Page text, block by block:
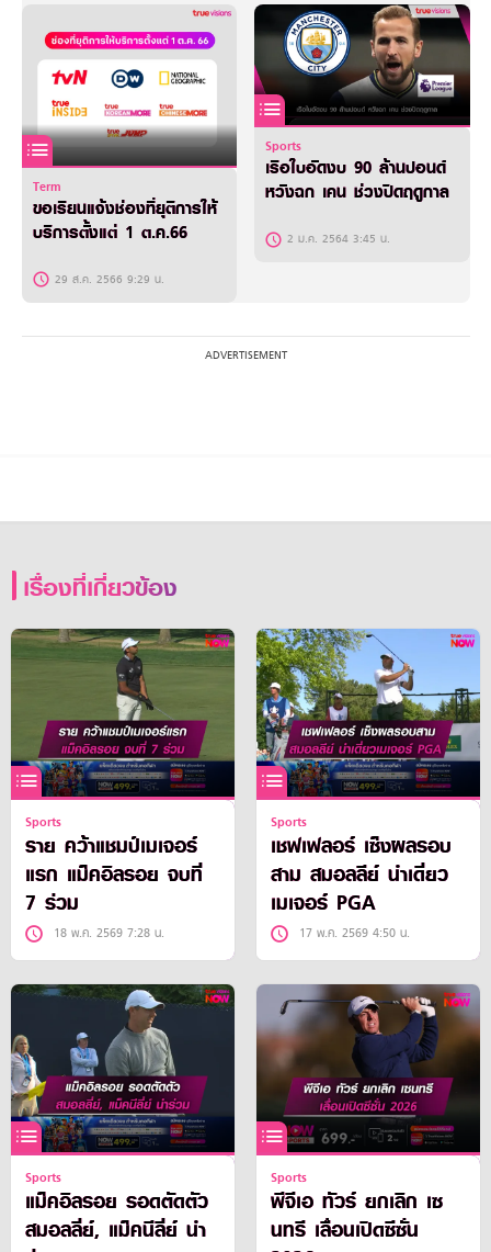
Term
ขอเรียนแจ้งช่องที่ยุติการให้
บริการตั้งแต่ 1 ต.ค.66
29 ส.ค. 2566 9:29 น.
Sports
เรือใบอัดงบ 90 ล้านปอนด์
หวังฉก เคน ช่วงปิดฤดูกาล
2 ม.ค. 2564 3:45 น.
เรื่องที่เกี่ยวข้อง
Sports
ราย คว้าแชมป์เมเจอร์
แรก แม็คอิลรอย จบที่
7 ร่วม
18 พ.ค. 2569 7:28 น.
Sports
เชฟเฟลอร์ เซ็งผลรอบ
สาม สมอลลีย์ นำเดี่ยว
เมเจอร์ PGA
17 พ.ค. 2569 4:50 น.
Sports
แม็คอิลรอย รอดตัดตัว
สมอลลี่ย์, แม็คนีลี่ย์ นำ
Sports
พีจีเอ ทัวร์ ยกเลิก เซ
นทรี เลื่อนเปิดซีซั่น